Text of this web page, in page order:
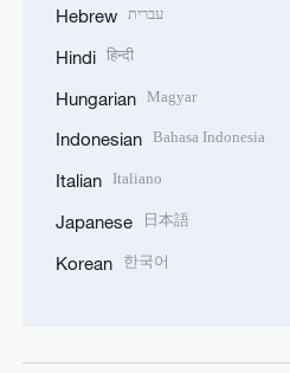
Hebrew עברית
Hindi हिन्दी
Hungarian Magyar
Indonesian Bahasa Indonesia
Italian Italiano
Japanese 日本語
Korean 한국어